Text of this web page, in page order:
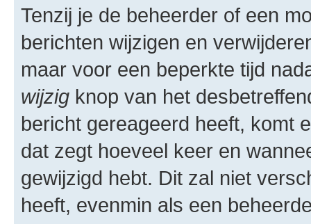
Tenzij je de beheerder of een
berichten wijzigen en
maar voor een beperkte tijd
wijzig knop van het
bericht gereageerd heeft, komt
dat zegt hoeveel keer en
gewijzigd hebt. Dit zal niet
heeft, evenmin als een